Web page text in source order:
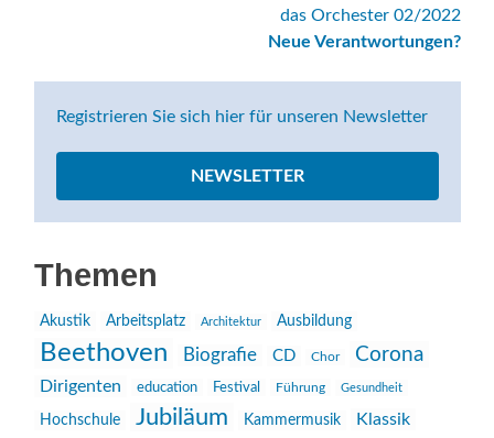
Navigation
das Orchester 02/2022
Neue Verantwortungen?
Registrieren Sie sich hier für unseren Newsletter
NEWSLETTER
Themen
Akustik Arbeitsplatz Architektur Ausbildung
Beethoven Biografie CD Chor Corona
Dirigenten education Festival Führung Gesundheit
Hochschule Jubiläum Kammermusik
Klassik